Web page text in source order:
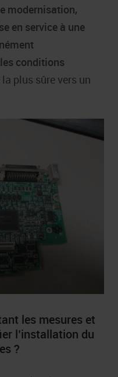
modernisation,
en service à une
conditions
la plus sûre vers un
les mesures et
l’installation du
?